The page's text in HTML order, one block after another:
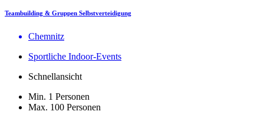
Teambuilding & Gruppen Selbstverteidigung
Chemnitz
Sportliche Indoor-Events
Schnellansicht
Min. 1 Personen
Max. 100 Personen